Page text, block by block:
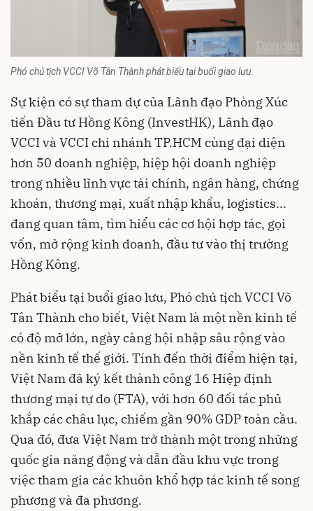
Phó chủ tịch VCCI Võ Tân Thành phát biểu tại buổi giao lưu.
Sự kiện có sự tham dự của Lãnh đạo Phòng Xúc
tiến Đầu tư Hồng Kông (InvestHK), Lãnh đạo
VCCI và VCCI chi nhánh TP.HCM cùng đại diện
hơn 50 doanh nghiệp, hiệp hội doanh nghiệp
trong nhiều lĩnh vực tài chính, ngân hàng, chứng
khoán, thương mại, xuất nhập khẩu, logistics...
đang quan tâm, tìm hiểu các cơ hội hợp tác, gọi
vốn, mở rộng kinh doanh, đầu tư vào thị trường
Hồng Kông.
Phát biểu tại buổi giao lưu, Phó chủ tịch VCCI Võ
Tân Thành cho biết, Việt Nam là một nền kinh tế
có độ mở lớn, ngày càng hội nhập sâu rộng vào
nền kinh tế thế giới. Tính đến thời điểm hiện tại,
Việt Nam đã ký kết thành công 16 Hiệp định
thương mại tự do (FTA), với hơn 60 đối tác phủ
khắp các châu lục, chiếm gần 90% GDP toàn cầu.
Qua đó, đưa Việt Nam trở thành một trong những
quốc gia năng động và dẫn đầu khu vực trong
việc tham gia các khuôn khổ hợp tác kinh tế song
phương và đa phương.